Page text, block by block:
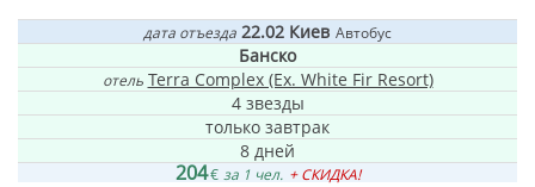
дата отъезда 22.02 Киев Автобус
Банско
отель Terra Complex (Ex. White Fir Resort)
4 звезды
только завтрак
8 дней
204€ за 1 чел. + СКИДКА!